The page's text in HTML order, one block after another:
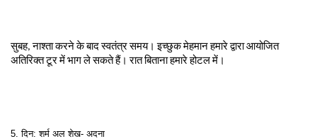
सुबह, नाश्ता करने के बाद स्वतंत्र समय। इच्छुक मेहमान हमारे द्वारा आयोजित
अतिरिक्त टूर में भाग ले सकते हैं। रात बिताना हमारे होटल में।
5. दिन: शर्म अल शेख- अदना